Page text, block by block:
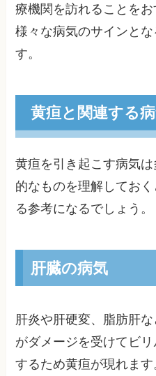
療機関を訪れることを
様々な病気のサインと
す。
黄疸と関連する
黄疸を引き起こす病気
的なものを理解してお
る参考になるでしょう。
肝臓の病気
肝炎や肝硬変、脂肪肝
がダメージを受けてビ
するため黄疸が現れま